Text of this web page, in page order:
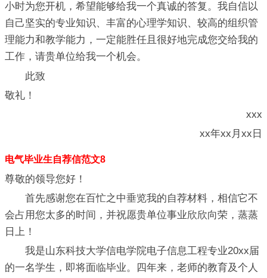
小时为您开机，希望能够给我一个真诚的答复。我自信以
自己坚实的专业知识、丰富的心理学知识、较高的组织管
理能力和教学能力，一定能胜任且很好地完成您交给我的
工作，请贵单位给我一个机会。
此致
敬礼！
xxx
xx年xx月xx日
电气毕业生自荐信范文8
尊敬的领导您好！
首先感谢您在百忙之中垂览我的自荐材料，相信它不
会占用您太多的时间，并祝愿贵单位事业欣欣向荣，蒸蒸
日上！
我是山东科技大学信电学院电子信息工程专业20xx届
的一名学生，即将面临毕业。四年来，老师的教育及个人